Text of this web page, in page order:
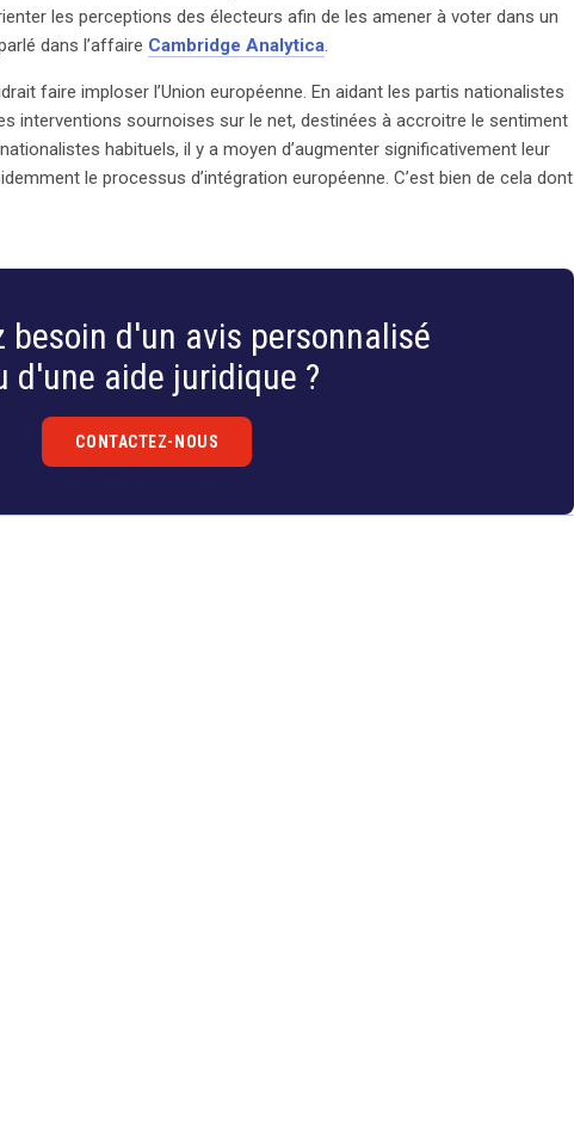
les perceptions des électeurs afin de les amener à voter dans un
dans l’affaire Cambridge Analytica.
faire imploser l’Union européenne. En aidant les partis nationalistes
interventions sournoises sur le net, destinées à accroitre le sentiment
habituels, il y a moyen d’augmenter significativement leur
le processus d’intégration européenne. C’est bien de cela dont
besoin d'un avis personnalisé
d'une aide juridique ?
CONTACTEZ-NOUS